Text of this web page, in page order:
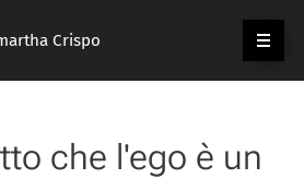
Crispo
che l'ego è un